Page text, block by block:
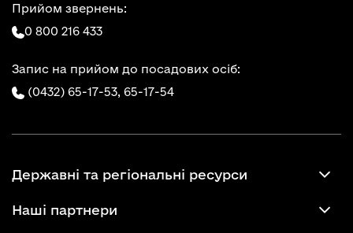
Прийом звернень:
0 800 216 433
Запис на прийом до посадових осіб:
(0432) 65-17-53, 65-17-54
Державні та регіональні ресурси
Наші партнери